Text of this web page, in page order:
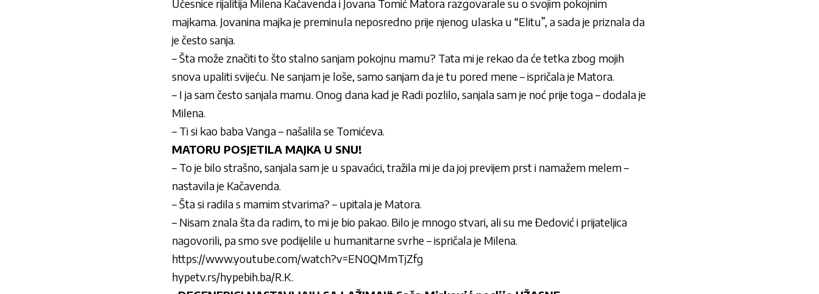
Učesnice rijalitija Milena Kačavenda i Jovana Tomić Matora razgovarale su o svojim pokojnim
majkama. Jovanina majka je preminula neposredno prije njenog ulaska u “Elitu”, a sada je priznala da
je često sanja.
– Šta može značiti to što stalno sanjam pokojnu mamu? Tata mi je rekao da će tetka zbog mojih
snova upaliti svijeću. Ne sanjam je loše, samo sanjam da je tu pored mene – ispričala je Matora.
– I ja sam često sanjala mamu. Onog dana kad je Radi pozlilo, sanjala sam je noć prije toga – dodala je
Milena.
– Ti si kao baba Vanga – našalila se Tomićeva.
MATORU POSJETILA MAJKA U SNU!
– To je bilo strašno, sanjala sam je u spavaćici, tražila mi je da joj previjem prst i namažem melem –
nastavila je Kačavenda.
– Šta si radila s mamim stvarima? – upitala je Matora.
– Nisam znala šta da radim, to mi je bio pakao. Bilo je mnogo stvari, ali su me Đedović i prijateljica
nagovorili, pa smo sve podijelile u humanitarne svrhe – ispričala je Milena.
https://www.youtube.com/watch?v=EN0QMmTjZfg
hypetv.rs/hypebih.ba/R.K.